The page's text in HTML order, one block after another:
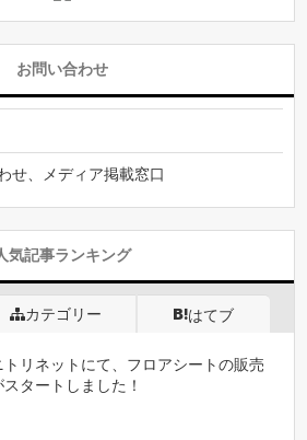
お問い合わせ
せ、メディア掲載窓口
気記事ランキング
カテゴリー はてブ
トリネットにて、フロアシートの販売
スタートしました！